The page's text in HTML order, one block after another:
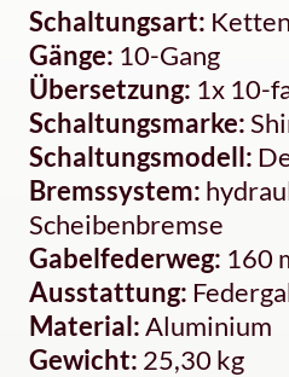
Schaltungsart:
Gänge: 10-Gang
Übersetzung: 1x 10-
Schaltungsmarke:
Schaltungsmodell:
Bremssystem:
Scheibenbremse
Gabelfederweg: 160
Ausstattung:
Material:Aluminium
Gewicht: 25,30 kg